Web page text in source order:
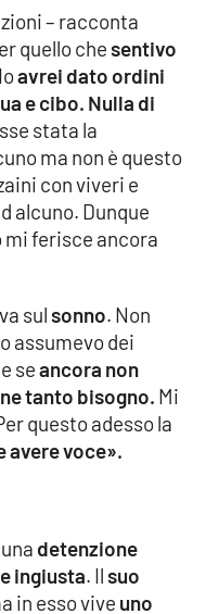
– racconta
quello chesentivo
Ioavrei dato ordini
e cibo. Nulla di
stata la
ma non è questo
con viveri e
alcuno. Dunque
mi ferisce ancora
sulsonno. Non
assumevo dei
seancora non
tanto bisogno. Mi
questo adesso la
avere voce».
detenzione
ingiusta. Ilsuo
in esso vive uno